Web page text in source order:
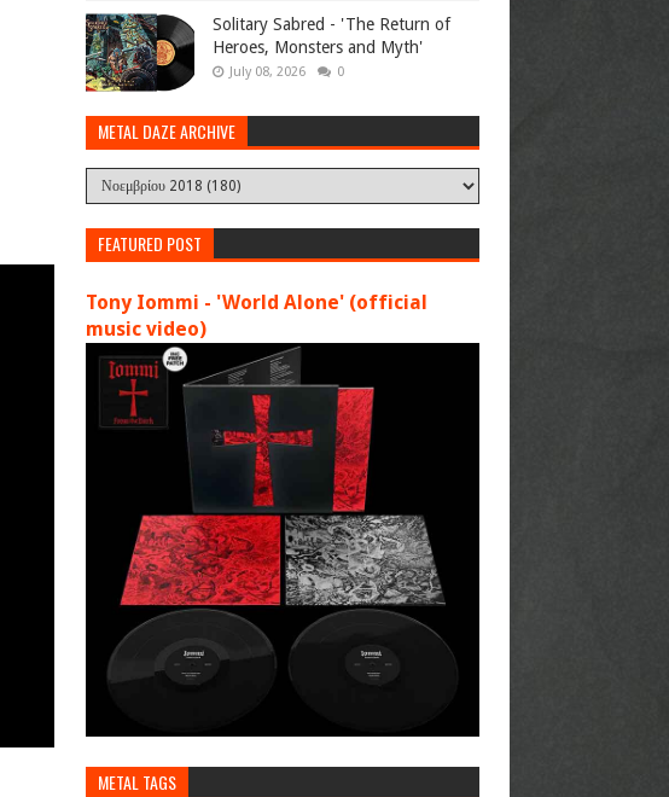
Solitary Sabred - 'The Return of
Heroes, Monsters and Myth'
July 08, 2026 0
METAL DAZE ARCHIVE
FEATURED POST
Tony Iommi - 'World Alone' (official
music video)
METAL TAGS